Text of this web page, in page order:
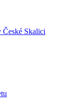
Skalici